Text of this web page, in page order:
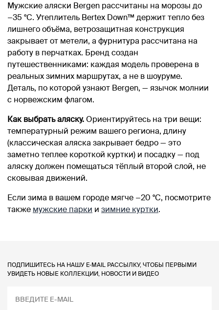
Мужские аляски Bergen рассчитаны на морозы до
−35 °C. Утеплитель Bertex Down™ держит тепло без
лишнего объёма, ветрозащитная конструкция
закрывает от метели, а фурнитура рассчитана на
работу в перчатках. Бренд создан
путешественниками: каждая модель проверена в
реальных зимних маршрутах, а не в шоуруме.
Деталь, по которой узнают Bergen, — язычок молнии
с норвежским флагом.
Как выбрать аляску.Ориентируйтесь на три вещи:
температурный режим вашего региона, длину
(классическая аляска закрывает бедро — это
заметно теплее короткой куртки) и посадку — под
аляску должен помещаться тёплый второй слой, не
сковывая движений.
Если зима в вашем городе мягче −20 °C, посмотрите
также мужские парки и зимние куртки.
ПОДПИШИТЕСЬ НА НАШУ E‑MAIL РАССЫЛКУ, ЧТОБЫ ПЕРВЫМИ
УВИДЕТЬ НОВЫЕ КОЛЛЕКЦИИ, НОВОСТИ И ВИДЕО